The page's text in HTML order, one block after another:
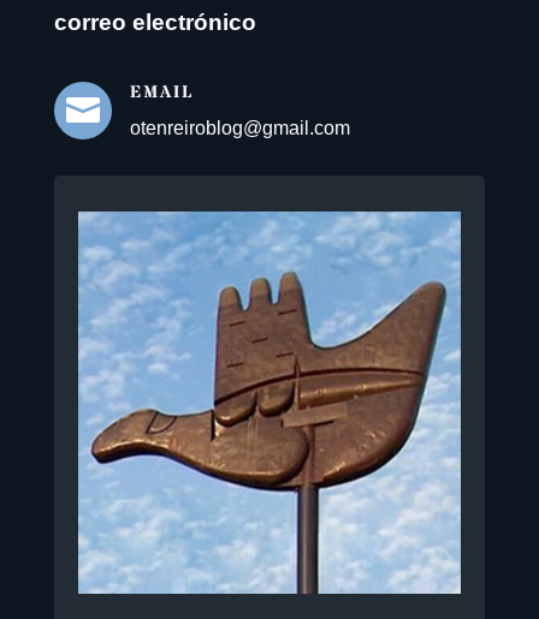
correo electrónico

EMAIL
otenreiroblog@gmail.com